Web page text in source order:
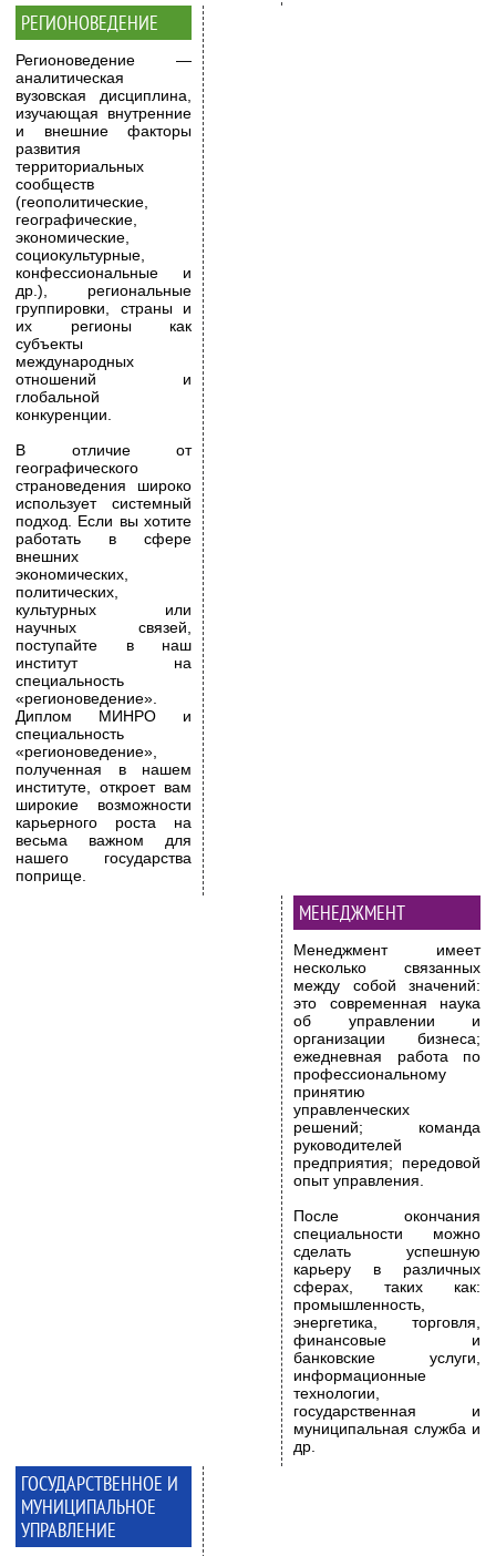
РЕГИОНОВЕДЕНИЕ
Регионоведение —
аналитическая
вузовская дисциплина,
изучающая внутренние
и внешние факторы
развития
территориальных
сообществ
(геополитические,
географические,
экономические,
социокультурные,
конфессиональные и
др.), региональные
группировки, страны и
их регионы как
субъекты
международных
отношений и
глобальной
конкуренции.
В отличие от
географического
страноведения широко
использует системный
подход. Если вы хотите
работать в сфере
внешних
экономических,
политических,
культурных или
научных связей,
поступайте в наш
институт на
специальность
«регионоведение».
Диплом МИНРО и
специальность
«регионоведение»,
полученная в нашем
институте, откроет вам
широкие возможности
карьерного роста на
весьма важном для
нашего государства
поприще.
МЕНЕДЖМЕНТ
Менеджмент имеет
несколько связанных
между собой значений:
это современная наука
об управлении и
организации бизнеса;
ежедневная работа по
профессиональному
принятию
управленческих
решений; команда
руководителей
предприятия; передовой
опыт управления.
После окончания
специальности можно
сделать успешную
карьеру в различных
сферах, таких как:
промышленность,
энергетика, торговля,
финансовые и
банковские услуги,
информационные
технологии,
государственная и
муниципальная служба и
др.
ГОСУДАРСТВЕННОЕ И
МУНИЦИПАЛЬНОЕ
УПРАВЛЕНИЕ